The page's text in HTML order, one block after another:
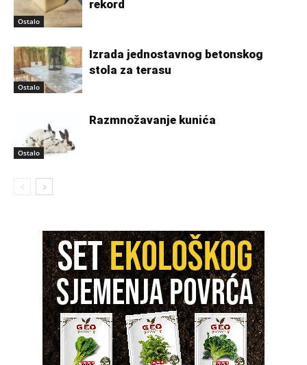
Ostalo
rekord
Ostalo
Izrada jednostavnog betonskog
stola za terasu
Ostalo
Razmnožavanje kunića